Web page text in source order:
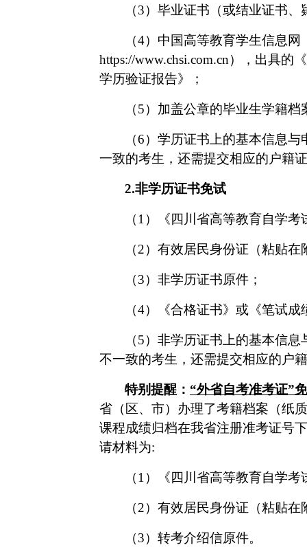
（3） 毕业证书（或结业证书、
（4） 中国高等教育学生信息网
https://www.chsi.com.cn），出具的
学历验证报告》；
（5） 加盖公章的毕业生学籍档
（6） 学历证书上的基本信息与
一致的考生，还需提交相应的户籍
2.非学历证书免试
（1 ） 《四川省高等教育自学
（2） 有效居民身份证（粘贴在
（3） 非学历证书原件；
（4） 《合格证书》或《笔试
（5） 非学历证书上的基本信息
不一致的考生，还需提交相应的户
特别提醒： “外省自考准考证”
省（区、市）办理了考籍档案（纸
课程成绩归档在我省注册准考证号
请材料为:
（1 ） 《四川省高等教育自学
（2） 有效居民身份证（粘贴在
（3） 转考介绍信原件。